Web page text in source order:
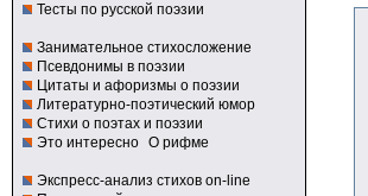
Тесты по русской поэзии
Занимательное стихосложение
Псевдонимы в поэзии
Цитаты и афоризмы о поэзии
Литературно-поэтический юмор
Стихи о поэтах и поэзии
Это интересно О рифме
Экспресс-анализ стихов on-line